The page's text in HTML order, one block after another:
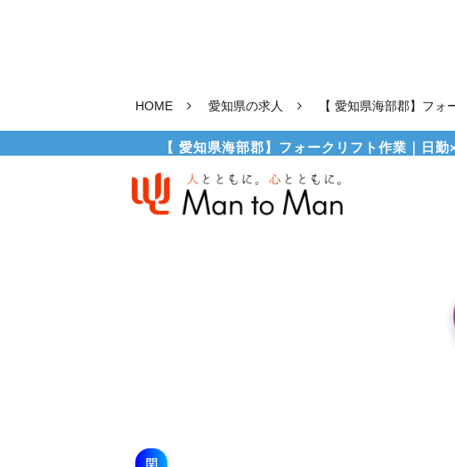
HOME 愛知県の求人 【 愛知県海部郡】フ
【 愛知県海部郡】フォークリフト作業｜日